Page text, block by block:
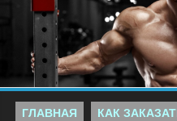
ГЛАВНАЯ КАК